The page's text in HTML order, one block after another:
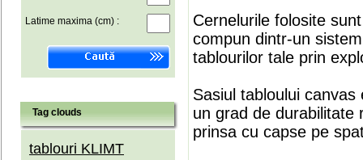
Latime maxima (cm) :
Tag clouds
tablouri KLIMT
Cernelurile folosite
compun dintr-un
tablourilor tale prin
Sasiul tabloului
un grad de durabilitate
prinsa cu capse pe